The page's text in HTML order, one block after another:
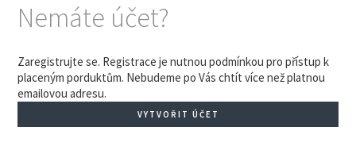
Nemáte účet?
Zaregistrujte se. Registrace je nutnou podmínkou pro přístup k
placeným porduktům. Nebudeme po Vás chtít více než platnou
emailovou adresu.
VYTVOŘIT ÚČET